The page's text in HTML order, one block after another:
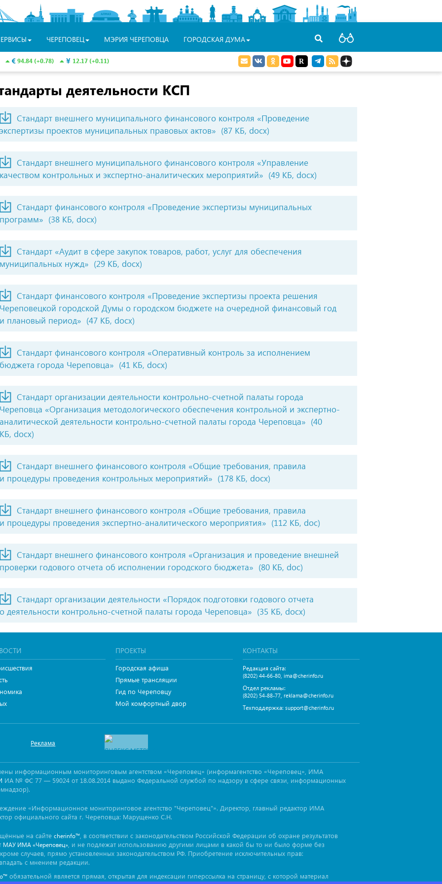
ЧЕРЕПОВЕЦ МЭРИЯ ЧЕРЕПОВЦА ГОРОДСКАЯ ДУМА
94.84 (+0.78) 12.17 (+0.11)
деятельности КСП
Стандарт внешнего муниципального финансового контроля «Проведение
экспертизы проектов муниципальных правовых актов» (87 КБ, docx)
Стандарт внешнего муниципального финансового контроля «Управление
качеством контрольных и экспертно-аналитических мероприятий» (49 КБ, docx)
Стандарт финансового контроля «Проведение экспертизы муниципальных
программ» (38 КБ, docx)
Стандарт «Аудит в сфере закупок товаров, работ, услуг для обеспечения
муниципальных нужд» (29 КБ, docx)
Стандарт финансового контроля «Проведение экспертизы проекта решения
Череповецкой городской Думы о городском бюджете на очередной финансовый год
и плановый период» (47 КБ, docx)
Стандарт финансового контроля «Оперативный контроль за исполнением
бюджета города Череповца» (41 КБ, docx)
Стандарт организации деятельности контрольно-счетной палаты города
Череповца «Организация методологического обеспечения контрольной и экспертно-
аналитической деятельности контрольно-счетной палаты города Череповца» (40
КБ, docx)
Стандарт внешнего финансового контроля «Общие требования, правила
и процедуры проведения контрольных мероприятий» (178 КБ, docx)
Стандарт внешнего финансового контроля «Общие требования, правила
и процедуры проведения экспертно-аналитического мероприятия» (112 КБ, doc)
Стандарт внешнего финансового контроля «Организация и проведение внешней
проверки годового отчета об исполнении городского бюджета» (80 КБ, doc)
Стандарт организации деятельности «Порядок подготовки годового отчета
о деятельности контрольно-счетной палаты города Череповца» (35 КБ, docx)
ПРОЕКТЫ
Городская афиша
Прямые трансляции
Гид по Череповцу
Мой комфортный двор
КОНТАКТЫ
Редакция сайта:
(8202) 44-66-80, ima@cherinfo.ru
Отдел рекламы:
(8202) 54-88-77, reklama@cherinfo.ru
Техподдержка: support@cherinfo.ru
Реклама
информационным мониторинговым агентством «Череповец» (информагентство «Череповец», ИМА
ИА № ФС 77 — 59024 от 18.08.2014 выдано Федеральной службой по надзору в сфере связи, информационных
«Информационное мониторинговое агентство "Череповец"». Директор, главный редактор ИМА
официального сайта г. Череповца: Марущенко С.Н.
на сайте cherinfo™ , в соответствии с законодательством Российской Федерации об охране результатов
МАУ ИМА «Череповец» , и не подлежат использованию другими лицами в какой бы то ни было форме без
случаев, прямо установленных законодательством РФ. Приобретение исключительных прав:
с мнением редакции.
обязательной является прямая, открытая для индексации гиперссылка на страницу, с которой материал